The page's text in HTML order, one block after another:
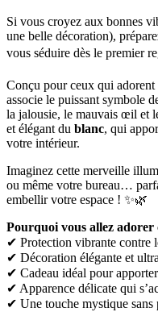
Si vous croyez aux bonnes
une belle décoration),
vous séduire dès le premier
Conçu pour ceux qui
associe le puissant symbole
la jalousie, le mauvais œil et
et élégant du blanc, qui
votre intérieur.
Imaginez cette merveille
ou même votre bureau…
embellir votre espace ! ✨🌿
Pourquoi vous allez
✔ Protection vibrante contre
✔ Décoration élégante et
✔ Cadeau idéal pour
✔ Apparence délicate qui
✔ Une touche mystique sans